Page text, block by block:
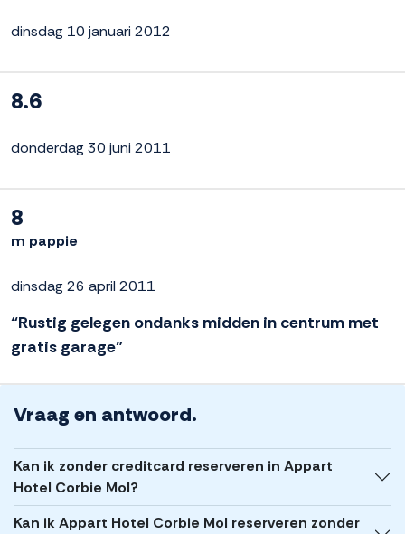
dinsdag 10 januari 2012
8.6
donderdag 30 juni 2011
8
m pappie
dinsdag 26 april 2011
“Rustig gelegen ondanks midden in centrum met
gratis garage”
Vraag en antwoord.
Kan ik zonder creditcard reserveren in Appart
Hotel Corbie Mol?
Kan ik Appart Hotel Corbie Mol reserveren zonder